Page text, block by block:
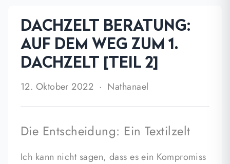
DACHZELT BERATUNG:
AUF DEM WEG ZUM 1.
DACHZELT [TEIL 2]
12. Oktober 2022 · Nathanael
Die Entscheidung: Ein Textilzelt
Ich kann nicht sagen, dass es ein Kompromiss